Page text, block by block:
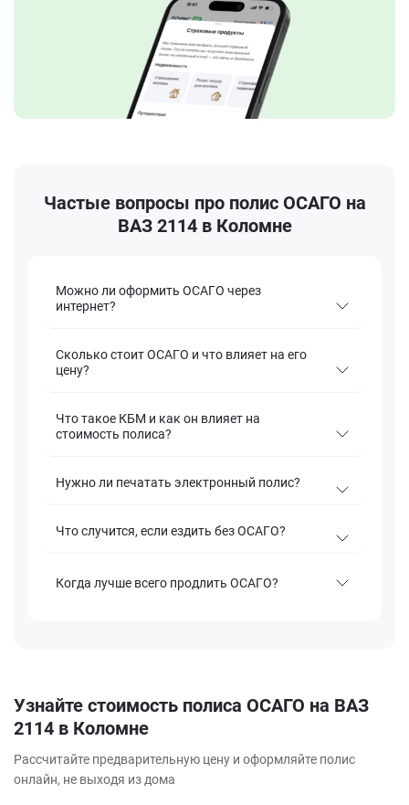
Частые вопросы про полис ОСАГО на
ВАЗ 2114 в Коломне
Можно ли оформить ОСАГО через
интернет?
Сколько стоит ОСАГО и что влияет на его
цену?
Что такое КБМ и как он влияет на
стоимость полиса?
Нужно ли печатать электронный полис?
Что случится, если ездить без ОСАГО?
Когда лучше всего продлить ОСАГО?
Узнайте стоимость полиса ОСАГО на ВАЗ
2114 в Коломне
Рассчитайте предварительную цену и оформляйте полис
онлайн, не выходя из дома